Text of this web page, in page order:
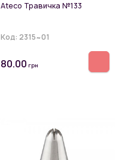
Ateco Травичка №133
Код: 2315~01
80.00 грн